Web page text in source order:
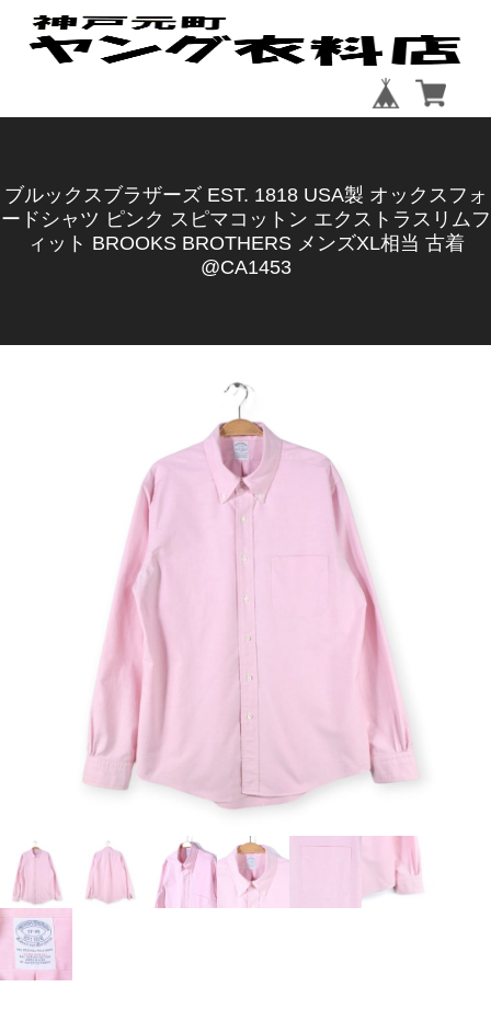
ブルックスブラザーズ EST. 1818 USA製 オックスフォ
ードシャツ ピンク スピマコットン エクストラスリムフ
ィット BROOKS BROTHERS メンズXL相当 古着
@CA1453